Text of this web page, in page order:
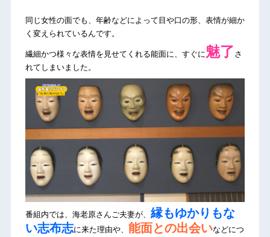
同じ女性の面でも、年齢などによって目や口の形、表情が細か
く変えられているんです。
繊細かつ様々な表情を見せてくれる能面に、すぐに 魅了 さ
れてしまいました。
番組内では、海老原さんご夫妻が、 縁もゆかりもな
い志布志に来た理由や、 能面との出会いなどにつ